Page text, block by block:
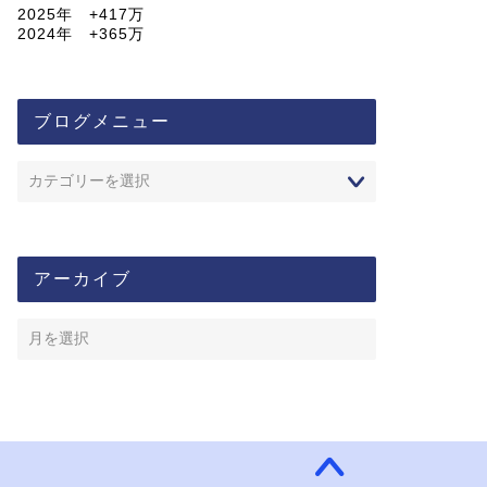
2025年 +417万
2024年 +365万
ブログメニュー
アーカイブ